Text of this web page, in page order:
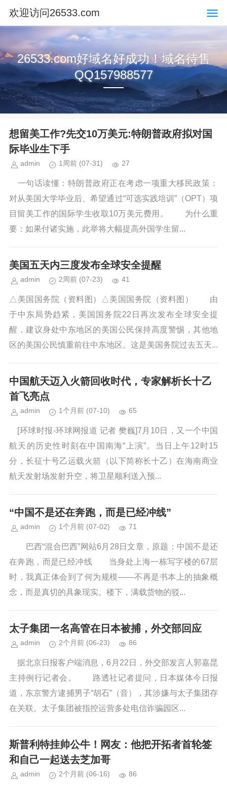
欢迎访问26533.com
26533.com好域名好成功！域名待售
QQ157988577
想留美工作?先交10万美元:特朗普政府拟对国
际毕业生下手
admin 1周前 (07-31) 27
一句话读懂：特朗普政府正在考虑一项重大移民政策：
对从美国大学毕业后、希望通过“可选实践培训”（OPT）项
目留美工作的国际学生收取10万美元费用。 为什么重
要：如果付诸实施，此举将大幅提高外国学生留...
美国五天内三度发布全球安全提醒
admin 2周前 (07-23) 41
△美国国务院（资料图）△美国国务院（资料图） 由
于中东局势趋紧，美国国务院22日再次发布全球安全提
醒，建议身处中东地区的美国公民保持高度警惕，其他地
区的美国公民慎重前往中东地区。这是美国务院过去五天...
中国航天迈入火箭回收时代，专家解析长十乙
首飞亮点
admin 1个月前 (07-10) 65
[环球时报-环球网报道 记者 樊巍]7月10日，又一个中国
航天的历史性时刻在中国南海“上演”。当日上午12时15
分，长征十号乙运载火箭（以下简称长十乙）在海南商业
航天发射场发射升空，将卫星顺利送入预...
“中国不是还在奔跑，而是已经冲线”
admin 1个月前 (07-02) 71
巴西“混合巴西”网站6月28日文章，原题：中国不是还
在奔跑，而是已经冲线 当身处上海一栋写字楼的67层
时，我真正体会到了何为规模——不再是书本上的抽象概
念，而是真切的具象现实。楼下，满载货物的驳...
太子集团一名高管在日本被捕，外交部回应
admin 2个月前 (06-23) 86
据北京日报客户端消息，6月22日，外交部发言人郭嘉昆
主持例行记者会。 路透社记者提问，日本媒体今日报
道，东京警方逮捕男子“胡石”（音），其涉嫌与太子集团存
在关联。太子集团被指控运营多处电信诈骗园区...
斯普利特挂帅公牛！网友：他把开拓者首轮签
和自己一起送去芝加哥
admin 2个月前 (06-16) 86